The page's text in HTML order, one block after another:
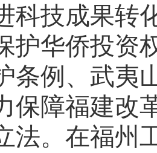
科技成果转
护华侨投资
条例、武夷
保障福建改
法。在福州